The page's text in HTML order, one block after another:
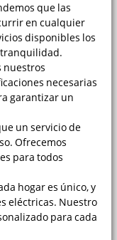
que las
en cualquier
disponibles los
tranquilidad.
nuestros
necesarias
garantizar un
un servicio de
Ofrecemos
para todos
hogar es único, y
eléctricas. Nuestro
para cada